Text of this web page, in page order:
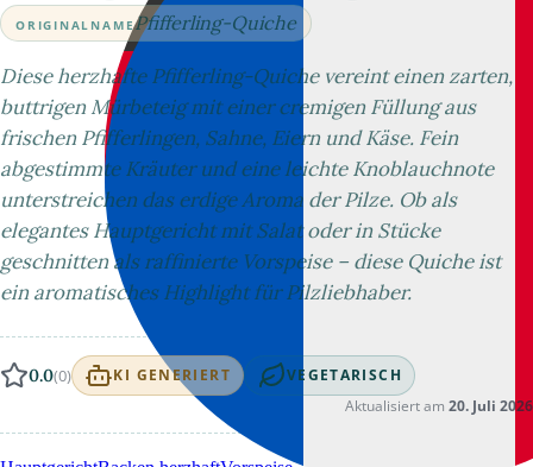
ORIGINALNAMEPfifferling-Quiche
Diese herzhafte Pfifferling-Quiche vereint einen zarten,
buttrigen Mürbeteig mit einer cremigen Füllung aus
frischen Pfifferlingen, Sahne, Eiern und Käse. Fein
abgestimmte Kräuter und eine leichte Knoblauchnote
unterstreichen das erdige Aroma der Pilze. Ob als
elegantes Hauptgericht mit Salat oder in Stücke
geschnitten als raffinierte Vorspeise – diese Quiche ist
ein aromatisches Highlight für Pilzliebhaber.
0.0(0) KI GENERIERT VEGETARISCH
Aktualisiert am 20. Juli 2026